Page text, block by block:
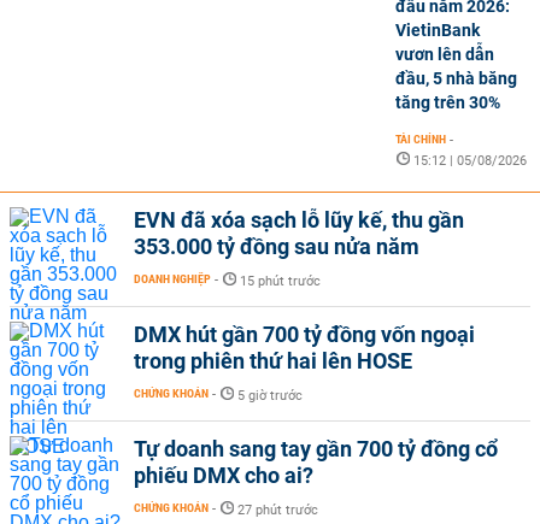
đầu năm 2026:
VietinBank
vươn lên dẫn
đầu, 5 nhà băng
tăng trên 30%
TÀI CHÍNH -
15:12 | 05/08/2026
EVN đã xóa sạch lỗ lũy kế, thu gần
353.000 tỷ đồng sau nửa năm
DOANH NGHIỆP - 15 phút trước
DMX hút gần 700 tỷ đồng vốn ngoại
trong phiên thứ hai lên HOSE
CHỨNG KHOÁN - 5 giờ trước
Tự doanh sang tay gần 700 tỷ đồng cổ
phiếu DMX cho ai?
CHỨNG KHOÁN - 27 phút trước